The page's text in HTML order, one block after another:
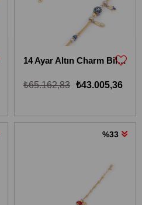
14 Ayar Altın Charm Bileklik 14KBLKİ3
₺43.005,36
₺65.162,83
%33